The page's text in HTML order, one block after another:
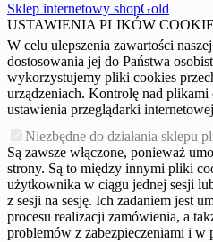
Sklep internetowy shopGold
USTAWIENIA PLIKÓW
W celu ulepszenia zawartości
dostosowania jej do Państwa
wykorzystujemy pliki cookies
urządzeniach. Kontrolę nad plikami
ustawienia przeglądarki
Niezbędne do działania sklepu
Są zawsze włączone, ponieważ
strony. Są to między innymi pliki
użytkownika w ciągu jednej sesji
z sesji na sesję. Ich zadaniem jest
procesu realizacji zamówienia, a
problemów z zabezpieczeniami i w